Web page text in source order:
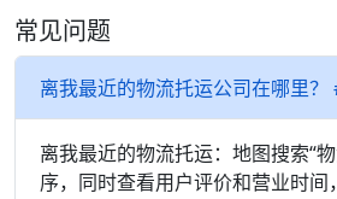
常见问题
离我最近的物流托运公司在哪里？
离我最近的物流托运：地图搜索“
序，同时查看用户评价和营业时间